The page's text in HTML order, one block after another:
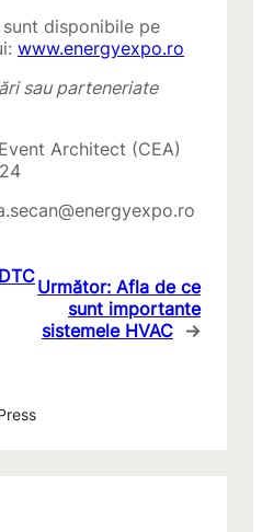
disponibile pe
www.energyexpo.ro
sau parteneriate
Architect (CEA)
Următor: Afla de ce
sunt importante
sistemele HVAC →